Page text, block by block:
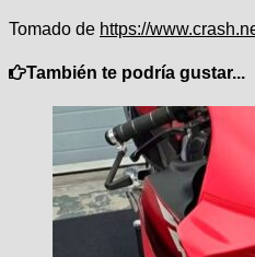
Tomado de https://
También te podría gustar...